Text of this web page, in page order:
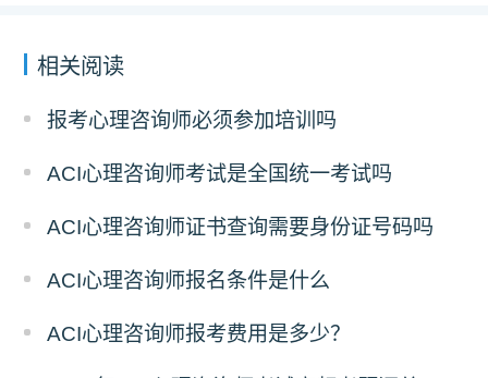
相关阅读
报考心理咨询师必须参加培训吗
ACI心理咨询师考试是全国统一考试吗
ACI心理咨询师证书查询需要身份证号码吗
ACI心理咨询师报名条件是什么
ACI心理咨询师报考费用是多少？